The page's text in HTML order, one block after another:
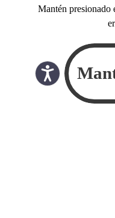
Mantén presionado